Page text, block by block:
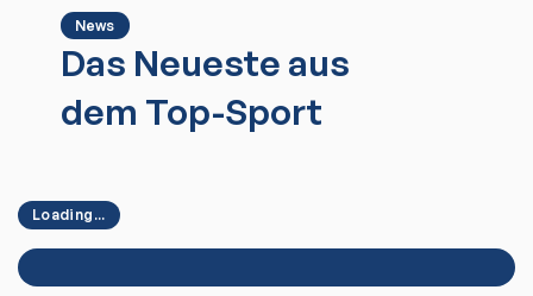
News
Das Neueste aus
dem Top-Sport
Loading...